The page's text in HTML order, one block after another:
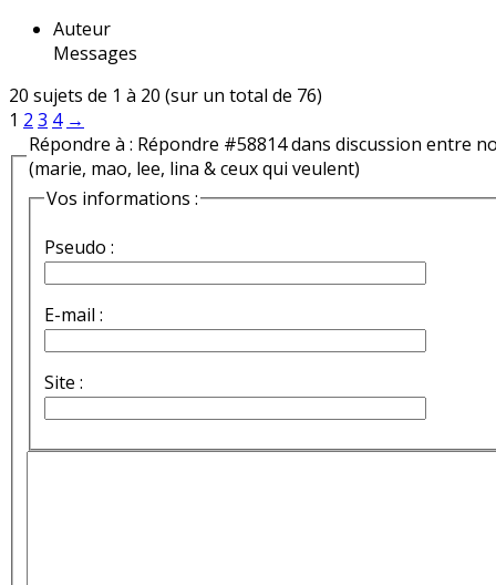
Auteur
Messages
20 sujets de 1 à 20 (sur un total de 76)
1 2 3 4 →
Répondre à : Répondre #58814 dans discussion entre
(marie, mao, lee, lina & ceux qui veulent)
Vos informations :
Pseudo :
E-mail :
Site :